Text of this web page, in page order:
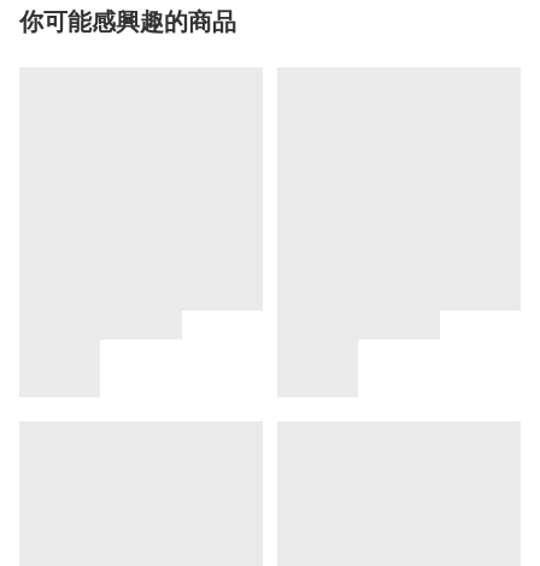
你可能感興趣的商品